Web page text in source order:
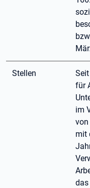
Stellen
für
im
von
mit
das